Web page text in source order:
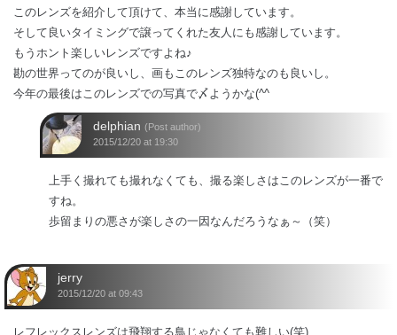
このレンズを紹介して頂けて、本当に感謝しています。
そして良いタイミングで譲ってくれた友人にも感謝しています。
もうホント楽しいレンズですよね♪
勘の世界ってのが良いし、画もこのレンズ独特なのも良いし。
今年の最後はこのレンズでの写真で〆ようかな(^^
delphian (Post author)
2015/12/20 at 19:30
上手く撮れても撮れなくても、撮る楽しさはこのレンズが一番で
すね。
歩留まりの悪さが楽しさの一因なんだろうなぁ～（笑）
jerry
2015/12/20 at 09:43
レフレックスレンズは飛翔する鳥じゃなくても難しい(笑)